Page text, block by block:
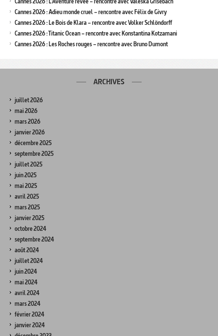
Cannes 2026 : Adieu monde cruel – rencontre avec Félix de Givry
Cannes 2026 : Le Bois de Klara – rencontre avec Volker Schlöndorff
Cannes 2026 : Titanic Ocean – rencontre avec Konstantina Kotzamani
Cannes 2026 : Les Roches rouges – rencontre avec Bruno Dumont
ARCHIVES
juillet 2026
mai 2026
mars 2026
janvier 2026
décembre 2025
septembre 2025
juillet 2025
juin 2025
mai 2025
avril 2025
mars 2025
janvier 2025
octobre 2024
septembre 2024
août 2024
juillet 2024
juin 2024
mai 2024
avril 2024
mars 2024
février 2024
janvier 2024